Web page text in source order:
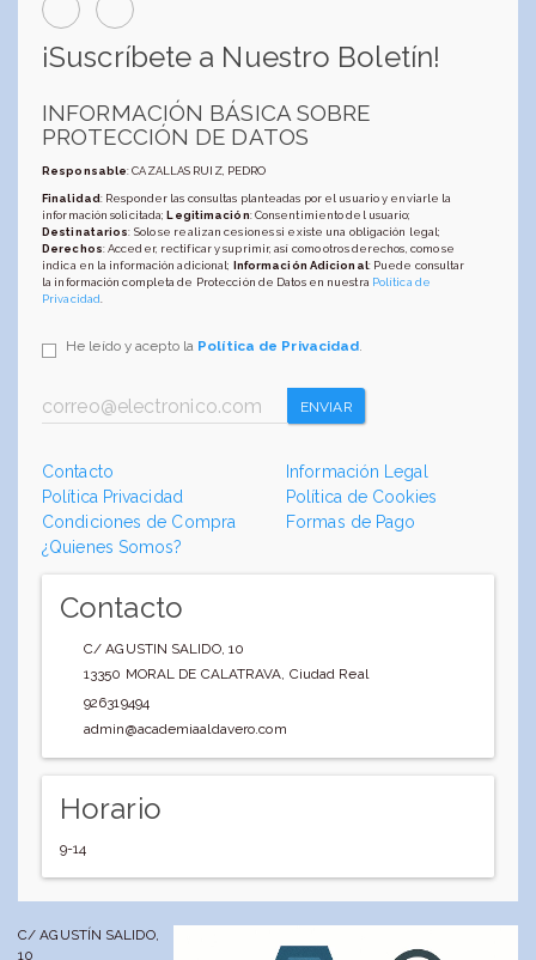
¡Suscríbete a Nuestro Boletín!
INFORMACIÓN BÁSICA SOBRE
PROTECCIÓN DE DATOS
Responsable: CAZALLAS RUIZ, PEDRO
Finalidad: Responder las consultas planteadas por el usuario y enviarle la
información solicitada;Legitimación: Consentimiento del usuario;
Destinatarios: Solo se realizan cesiones si existe una obligación legal;
Derechos: Acceder, rectificar y suprimir, así como otros derechos, como se
indica en la información adicional; Información Adicional: Puede consultar
la información completa de Protección de Datos en nuestra Política de
Privacidad
He leído y acepto la Política de Privacidad.
ENVIAR
Contacto
Información Legal
Política Privacidad
Política de Cookies
Condiciones de Compra
Formas de Pago
¿Quienes Somos?
Contacto
C/ AGUSTIN SALIDO, 10
13350 MORAL DE CALATRAVA, Ciudad Real
926319494
admin@academiaaldavero.com
Horario
9-14
C/ AGUSTÍN SALIDO,
10